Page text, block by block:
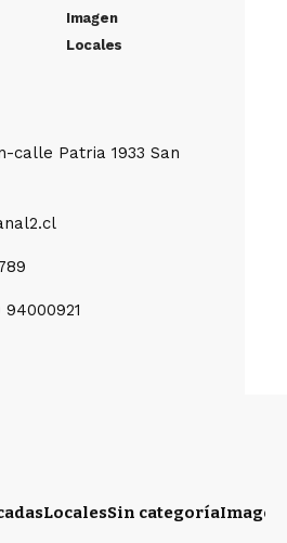
Imagen
Locales
calle Patria 1933 San
LocalesSin categoríaImagen